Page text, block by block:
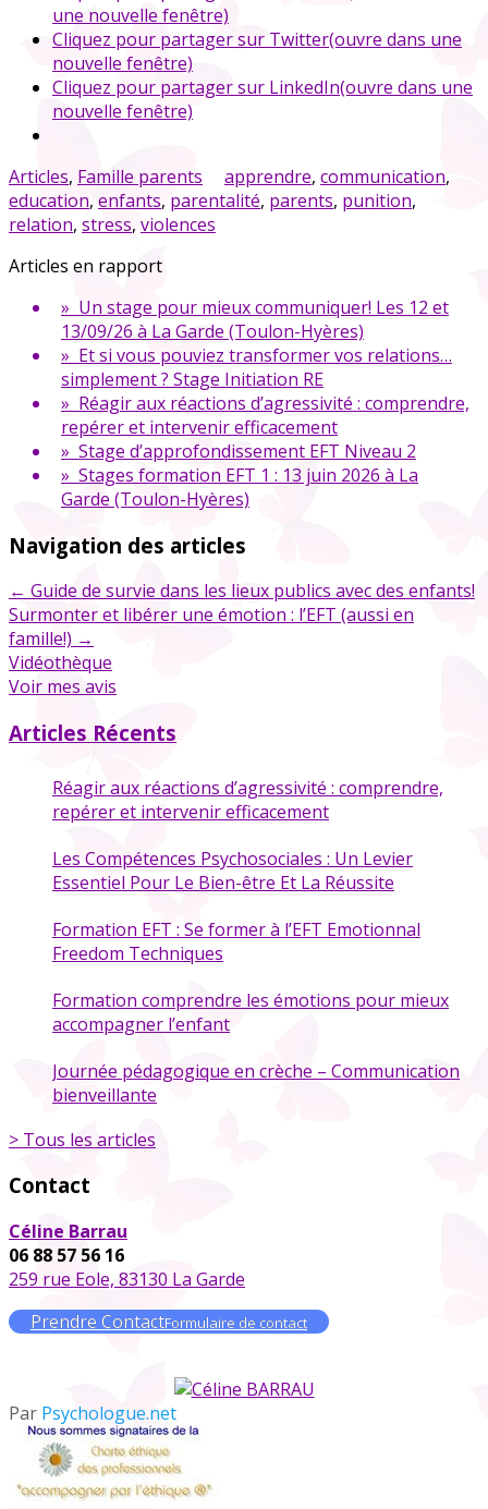
une nouvelle fenêtre)
Cliquez pour partager sur Twitter(ouvre dans une
nouvelle fenêtre)
Cliquez pour partager sur LinkedIn(ouvre dans une
nouvelle fenêtre)
Articles, Famille parents apprendre, communication,
education, enfants, parentalité, parents, punition,
relation, stress, violences
Articles en rapport
» Un stage pour mieux communiquer! Les 12 et
13/09/26 à La Garde (Toulon-Hyères)
» Et si vous pouviez transformer vos relations…
simplement ? Stage Initiation RE
» Réagir aux réactions d’agressivité : comprendre,
repérer et intervenir efficacement
» Stage d’approfondissement EFT Niveau 2
» Stages formation EFT 1 : 13 juin 2026 à La
Garde (Toulon-Hyères)
Navigation des articles
← Guide de survie dans les lieux publics avec des enfants!
Surmonter et libérer une émotion : l’EFT (aussi en
famille!) →
Vidéothèque
Voir mes avis
Articles Récents
Réagir aux réactions d’agressivité : comprendre,
repérer et intervenir efficacement
Les Compétences Psychosociales : Un Levier
Essentiel Pour Le Bien-être Et La Réussite
Formation EFT : Se former à l’EFT Emotionnal
Freedom Techniques
Formation comprendre les émotions pour mieux
accompagner l’enfant
Journée pédagogique en crèche – Communication
bienveillante
> Tous les articles
Contact
Céline Barrau
06 88 57 56 16
259 rue Eole, 83130 La Garde
Prendre ContactFormulaire de contact
Par Psychologue.net